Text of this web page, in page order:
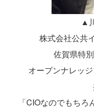
▲
株式会社公共
佐賀県特
オープンナレッ
「CIOなのでもちろ